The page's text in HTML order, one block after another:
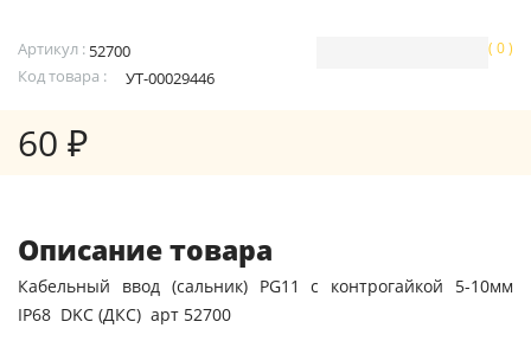
Артикул : 52700
Код товара :
УТ-00029446
( 0 )
60 ₽
Описание товара
Кабельный ввод (сальник) PG11 с контрогайкой 5-10мм
IP68 DKC (ДКС) арт 52700